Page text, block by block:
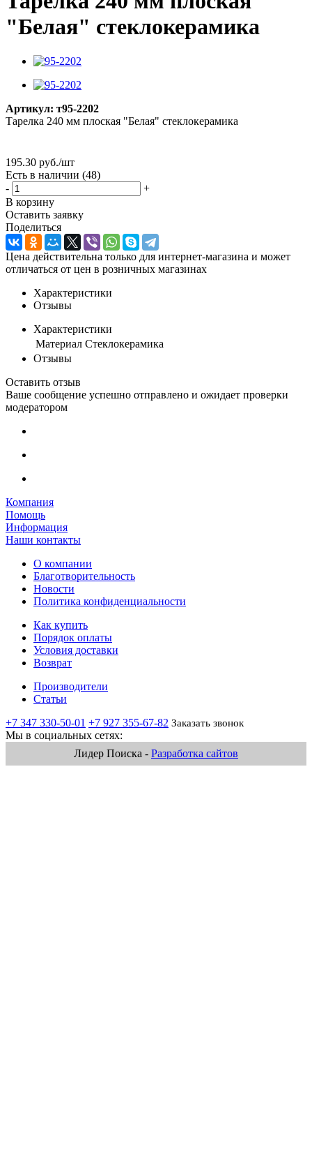
"Белая" стеклокерамика
Артикул: т95-2202
Тарелка 240 мм плоская "Белая" стеклокерамика
195.30 руб./шт
Есть в наличии (48)
-
+
В корзину
Оставить заявку
Поделиться
Цена действительна только для интернет-магазина и может
отличаться от цен в розничных магазинах
Характеристики
Отзывы
Характеристики
Материал Стеклокерамика
Отзывы
Оставить отзыв
Ваше сообщение успешно отправлено и ожидает проверки
модератором
Компания
Помощь
Информация
Наши контакты
О компании
Благотворительность
Новости
Политика конфиденциальности
Как купить
Порядок оплаты
Условия доставки
Возврат
Производители
Статьи
+7 347 330-50-01 +7 927 355-67-82 Заказать звонок
Мы в социальных сетях:
Лидер Поиска - Разработка сайтов